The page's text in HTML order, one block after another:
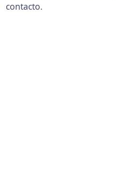
contacto.